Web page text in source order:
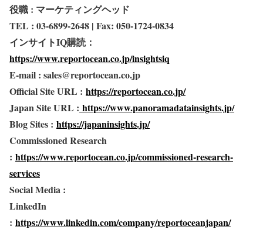
役職 : マーケティングヘッド
TEL : 03-6899-2648 | Fax: 050-1724-0834
インサイトIQ購読：
https://www.reportocean.co.jp/insightsiq
E-mail : sales@reportocean.co.jp
Official Site URL : https://reportocean.co.jp/
Japan Site URL : https://www.panoramadatainsights.jp/
Blog Sites : https://japaninsights.jp/
Commissioned Research
: https://www.reportocean.co.jp/commissioned-research-
services
Social Media :
LinkedIn
: https://www.linkedin.com/company/reportoceanjapan/